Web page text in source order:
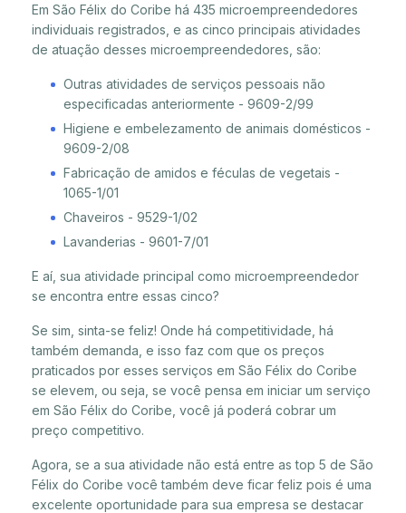
Em São Félix do Coribe há 435 microempreendedores
individuais registrados, e as cinco principais atividades
de atuação desses microempreendedores, são:
Outras atividades de serviços pessoais não
especificadas anteriormente - 9609-2/99
Higiene e embelezamento de animais domésticos -
9609-2/08
Fabricação de amidos e féculas de vegetais -
1065-1/01
Chaveiros - 9529-1/02
Lavanderias - 9601-7/01
E aí, sua atividade principal como microempreendedor
se encontra entre essas cinco?
Se sim, sinta-se feliz! Onde há competitividade, há
também demanda, e isso faz com que os preços
praticados por esses serviços em São Félix do Coribe
se elevem, ou seja, se você pensa em iniciar um serviço
em São Félix do Coribe, você já poderá cobrar um
preço competitivo.
Agora, se a sua atividade não está entre as top 5 de São
Félix do Coribe você também deve ficar feliz pois é uma
excelente oportunidade para sua empresa se destacar